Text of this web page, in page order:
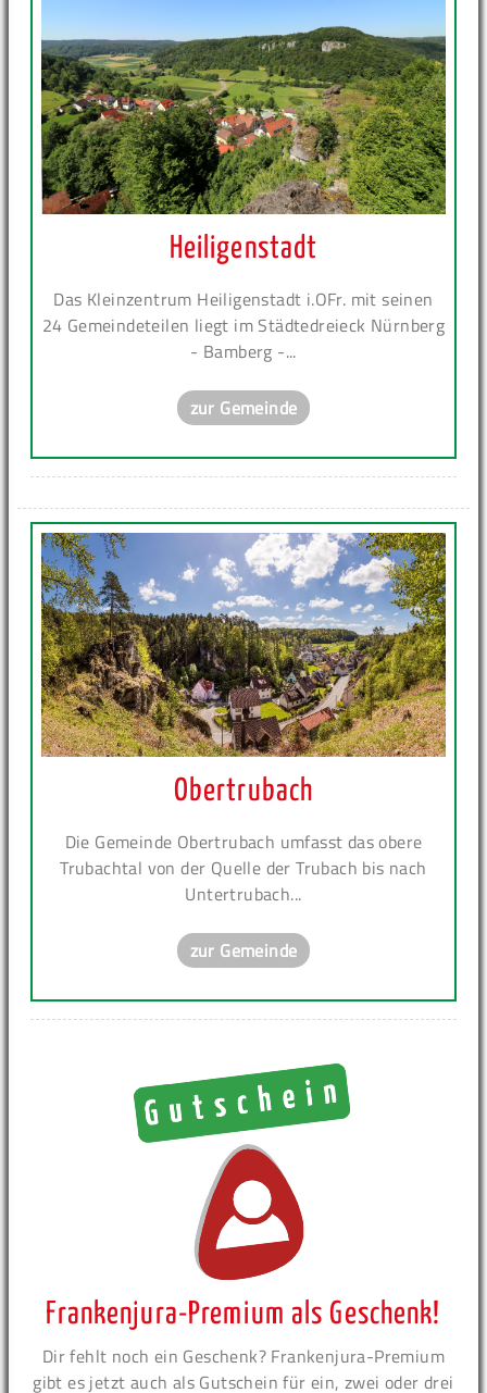
Heiligenstadt
Das Kleinzentrum Heiligenstadt i.OFr. mit seinen
24 Gemeindeteilen liegt im Städtedreieck Nürnberg
- Bamberg -...
zur Gemeinde
Obertrubach
Die Gemeinde Obertrubach umfasst das obere
Trubachtal von der Quelle der Trubach bis nach
Untertrubach...
zur Gemeinde
Frankenjura-Premium als Geschenk!
Dir fehlt noch ein Geschenk? Frankenjura-Premium
gibt es jetzt auch als Gutschein für ein, zwei oder drei